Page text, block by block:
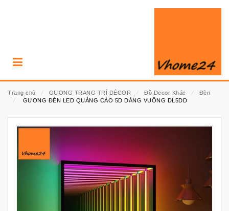
Trang chủ ⁄ GƯƠNG TRANG TRÍ DÉCOR ⁄ Đồ Decor Khác ⁄
Đèn
⁄
GƯƠNG ĐÈN LED QUẢNG CÁO 5D DÁNG VUÔNG DL5DD